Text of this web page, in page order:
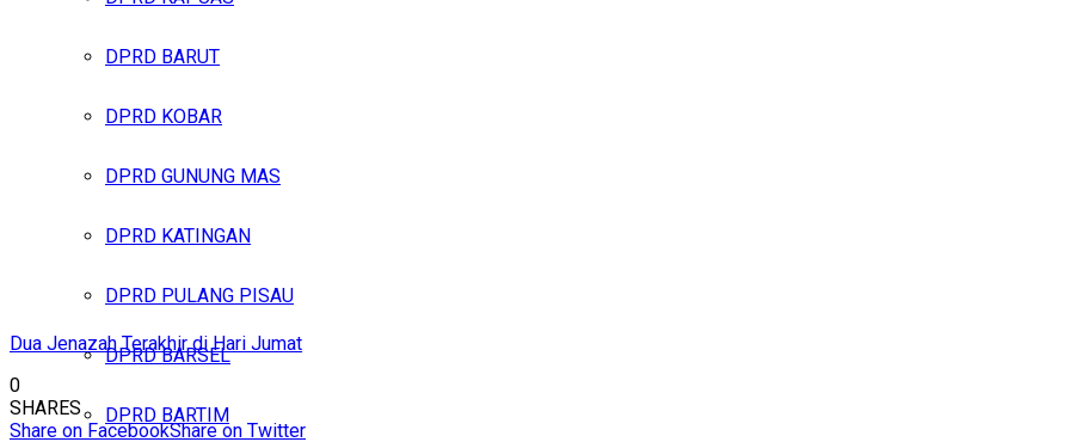
DPRD BARUT
DPRD KOBAR
DPRD GUNUNG MAS
DPRD KATINGAN
DPRD PULANG PISAU
DPRD BARSEL
DPRD BARTIM
Dua Jenazah Terakhir di Hari Jumat
0
SHARES
Share on FacebookShare on Twitter